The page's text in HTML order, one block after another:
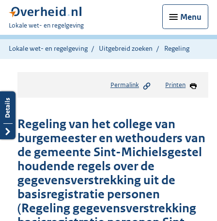
Menu
U
bent
hier:
Lokale wet- en regelgeving
Lokale wet- en regelgeving Uitgebreid zoeken Regeling
Permalink Printen
Regeling van het college van
burgemeester en wethouders van
de gemeente Sint-Michielsgestel
houdende regels over de
gegevensverstrekking uit de
basisregistratie personen
(Regeling gegevensverstrekking